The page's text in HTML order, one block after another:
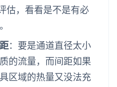
估，看看是不是有必
：要是通道直径太小
的流量，而间距如果
区域的热量又没法充